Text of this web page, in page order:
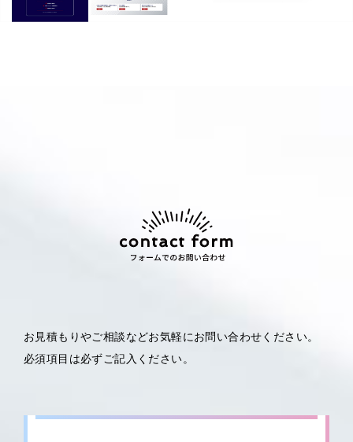
お見積もりやご相談などお気軽にお問い合わせください。
必須項目は必ずご記入ください。